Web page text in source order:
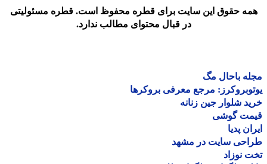
حقوق این سایت برای قطره محفوظ است. قطره مسئولیتی
در قبال محتوای مطالب ندارد.
باحال مگ
مرجع معرفی بروکرها
شلوار جین زنانه
گوشی
پدیا
سایت در مشهد
نوزاد